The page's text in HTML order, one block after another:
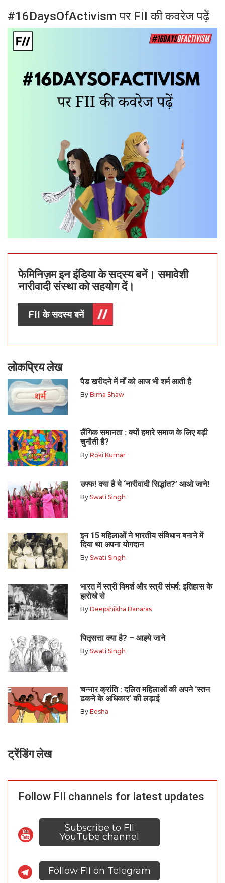
#16DaysOfActivism पर FII की कवरेज पढ़ें
फेमिनिज़म इन इंडिया के सदस्य बनें। समावेशी
नारीवादी संस्था को सहयोग दें।
FII के सदस्य बनें
लोकप्रिय लेख
पैड खरीदने में माँ को आज भी शर्म आती है
By Bima Shaw
लैंगिक समानता : क्यों हमारे समाज के लिए बड़ी
चुनौती है?
By Roki Kumar
उफ्फ! क्या है ये ‘नारीवादी सिद्धांत?’ आओ जाने!
By Swati Singh
इन 15 महिलाओं ने भारतीय संविधान बनाने में
दिया था अपना योगदान
By Swati Singh
भारत में स्त्री विमर्श और स्त्री संघर्ष: इतिहास के
झरोखे से
By Deepshikha Banaras
पितृसत्ता क्या है? – आइये जाने
By Swati Singh
चन्नार क्रांति : दलित महिलाओं की अपने ‘स्तन
ढकने के अधिकार’ की लड़ाई
By Eesha
ट्रेंडिंग लेख
Follow FII channels for latest updates
Subscribe to FII
YouTube channel
Follow FII on Telegram